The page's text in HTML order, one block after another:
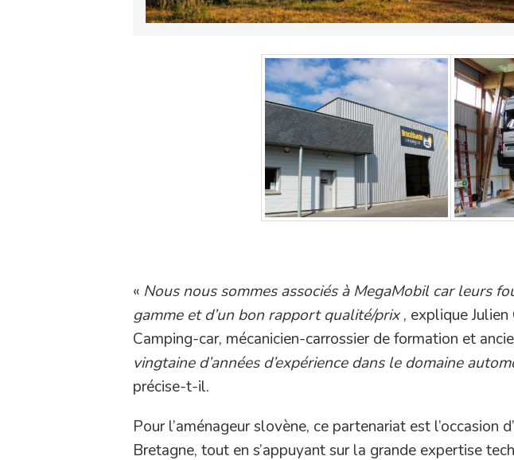
« Nous nous sommes associés à MegaMobil car leurs
gamme et d’un bon rapport qualité/prix, explique Julien
Camping-car, mécanicien-carrossier de formation et
vingtaine d’années d’expérience dans le domaine
précise-t-il.
Pour l’aménageur slovène, ce partenariat est l’occasion
Bretagne, tout en s’appuyant sur la grande expertise